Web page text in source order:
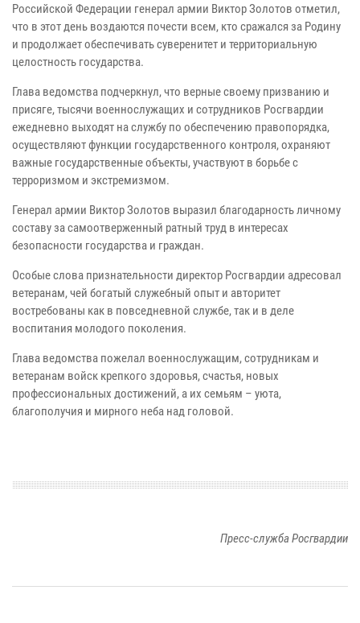
Российской Федерации генерал армии Виктор Золотов отметил,
что в этот день воздаются почести всем, кто сражался за Родину
и продолжает обеспечивать суверенитет и территориальную
целостность государства.
Глава ведомства подчеркнул, что верные своему призванию и
присяге, тысячи военнослужащих и сотрудников Росгвардии
ежедневно выходят на службу по обеспечению правопорядка,
осуществляют функции государственного контроля, охраняют
важные государственные объекты, участвуют в борьбе с
терроризмом и экстремизмом.
Генерал армии Виктор Золотов выразил благодарность личному
составу за самоотверженный ратный труд в интересах
безопасности государства и граждан.
Особые слова признательности директор Росгвардии адресовал
ветеранам, чей богатый служебный опыт и авторитет
востребованы как в повседневной службе, так и в деле
воспитания молодого поколения.
Глава ведомства пожелал военнослужащим, сотрудникам и
ветеранам войск крепкого здоровья, счастья, новых
профессиональных достижений, а их семьям – уюта,
благополучия и мирного неба над головой.
Пресс-служба Росгвардии